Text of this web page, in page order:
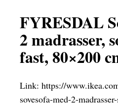
FYRESDAL
2 madrasser,
fast, 80×200
Link: https://
sovesofa-med-2-